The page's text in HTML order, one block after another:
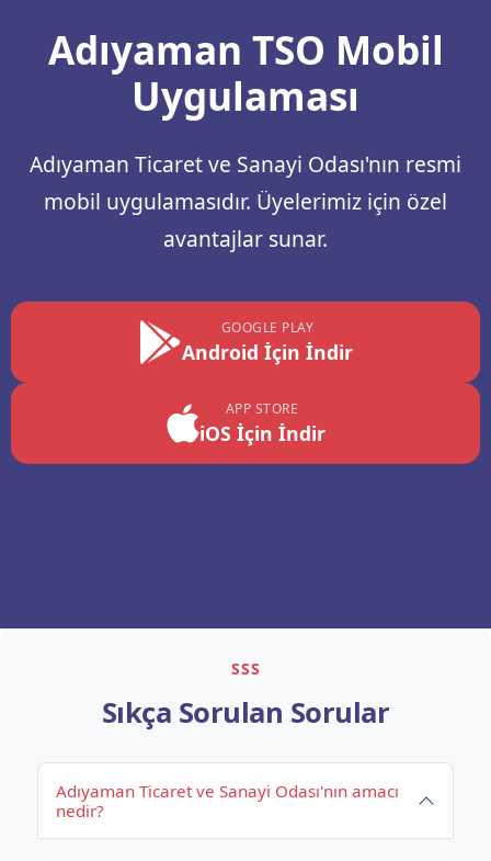
Adıyaman TSO Mobil
Uygulaması
Adıyaman Ticaret ve Sanayi Odası'nın resmi
mobil uygulamasıdır. Üyelerimiz için özel
avantajlar sunar.
GOOGLE PLAY
Android İçin İndir
APP STORE
iOS İçin İndir
SSS
Sıkça Sorulan Sorular
Adıyaman Ticaret ve Sanayi Odası'nın amacı
nedir?